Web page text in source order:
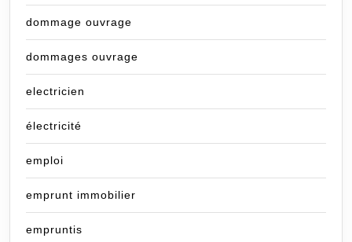
dommage ouvrage
dommages ouvrage
electricien
électricité
emploi
emprunt immobilier
empruntis